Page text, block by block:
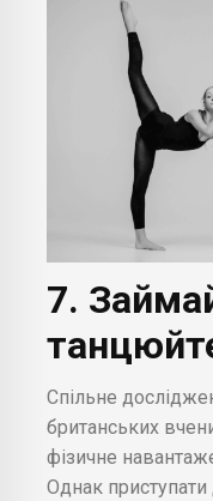
7.
Спільне
британських
фізичне
Однак приступати